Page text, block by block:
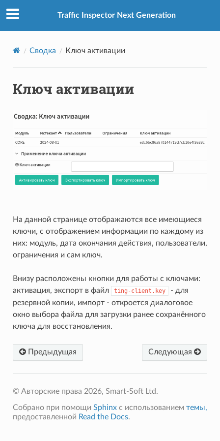
Traffic Inspector Next Generation
Сводка Ключ активации
Ключ активации
На данной странице отображаются все имеющиеся
ключи, с отображением информации по каждому из
них: модуль, дата окончания действия, пользователи,
ограничения и сам ключ.
Внизу расположены кнопки для работы с ключами:
активация, экспорт в файл
ting-client.key
- для
резервной копии, импорт - откроется диалоговое
окно выбора файла для загрузки ранее сохранённого
ключа для восстановления.
Предыдущая Следующая
© Авторские права 2026, Smart-Soft Ltd.
Собрано при помощи Sphinxс использованием темы,
предоставленной Read the Docs.